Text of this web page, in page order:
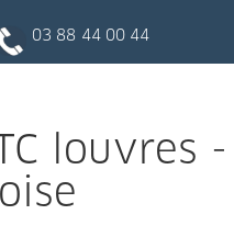
03 88 44 00 44
louvres -